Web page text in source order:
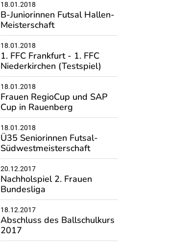
18.01.2018
B-Juniorinnen Futsal Hallen-
Meisterschaft
18.01.2018
1. FFC Frankfurt - 1. FFC
Niederkirchen (Testspiel)
18.01.2018
Frauen RegioCup und SAP
Cup in Rauenberg
18.01.2018
Ü35 Seniorinnen Futsal-
Südwestmeisterschaft
20.12.2017
Nachholspiel 2. Frauen
Bundesliga
18.12.2017
Abschluss des Ballschulkurs
2017